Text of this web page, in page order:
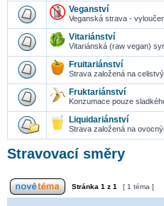
Veganství
Veganská strava -
Vitariánství
Vitariánská (raw vegan)
Fruitariánství
Strava založená na
Fruktariánství
Konzumace pouze
Liquidariánství
Strava založená na
Stravovací směry
Stránka 1 z 1 [ 1 téma ]